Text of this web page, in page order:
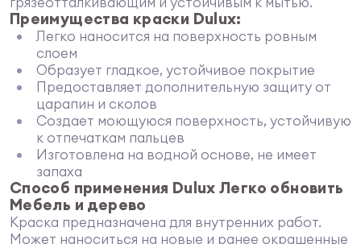
Преимущества краски Dulux:
Легко наносится на поверхность ровным
слоем
Образует гладкое, устойчивое покрытие
Предоставляет дополнительную защиту от
царапин и сколов
Создает моющуюся поверхность, устойчивую
к отпечаткам пальцев
Изготовлена на водной основе, не имеет
запаха
Способ применения Dulux Легко обновить
Мебель и дерево
Краска предназначена для внутренних работ.
Может наноситься на новые и ранее окрашенные